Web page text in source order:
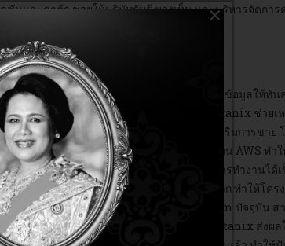
และดาต้า ช่วยให้บริษัทรับรู้ มองเห็น และบริหารจัดการ
รับอนาคตที่ไม่แน่นอน
ำดิจิทัลทรานส์ฟอร์เมชันและการปรับปรุงศูนย์ข้อมูลให้ทั
หว่างการแพร่ระบาด ในประเทศเกาหลี Nutanix ช่วยเ
ปราศจากข้อผิดพลาดแม้ในช่วงเทศกาลส่งเสริมการขาย
า การใช้ Nutanix Cloud Clusters (NC2) บน AWS ทำใ
ดาย อีกทั้งยังเข้าถึงแอปพลิเคชันที่จำเป็นต่อการทำงานไ
ด้านไอทีและภาระการดำเนินงานได้อย่างมาก ทำให้โคร
ตั้งแต่เปลี่ยนมาใช้ Nutanix Cloud Platform ปัจจุบัน ส
ต์แวร์ที่ทำงานได้ดีขึ้นหลังจากเปลี่ยนมาใช้ Nutanix ส่งผ
×